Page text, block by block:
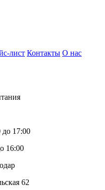
лист Контакты О нас
17:00
16:00
62